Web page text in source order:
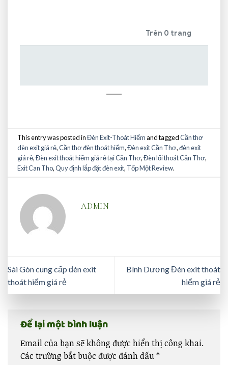
Trên 0 trang
This entry was posted inĐèn Exit-Thoát Hiểmand taggedCần thơ
dèn exit giá rẻ,Cần thơ đèn thoát hiểm,Đèn exit Cần Thơ,đèn exit
giá rẻ,Đèn exit thoát hiểm giá rẻ tại Cần Thơ,Đèn lối thoát Cần Thơ,
Exit Can Tho,Quy định lắp đặt đèn exit, Tốp Một Review.
ADMIN
Sài Gòn cung cấp đèn exit
thoát hiểm giá rẻ
Bình Dương Đèn exit thoát
hiểm giá rẻ
Để lại một bình luận
Email của bạn sẽ không được hiển thị công khai.
Các trường bắt buộc được đánh dấu*